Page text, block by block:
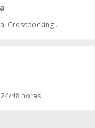
Crossdocking ...
48 horas